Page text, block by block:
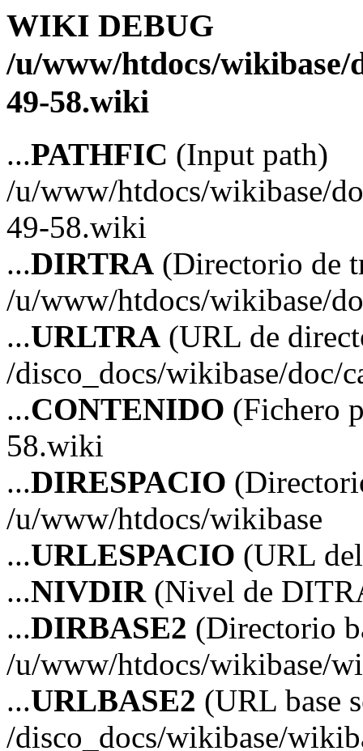
WIKI DEBUG
/u/www/htdocs/wikibase/
49-58.wiki
...PATHFIC (Input path)
/u/www/htdocs/wikibase/
49-58.wiki
...DIRTRA (Directorio de
/u/www/htdocs/wikibase/
...URLTRA (URL de
/disco_docs/wikibase/doc/
...CONTENIDO (Fichero
58.wiki
...DIRESPACIO
/u/www/htdocs/wikibase
...URLESPACIO (URL
...NIVDIR(Nivel de
...DIRBASE2 (Directorio
/u/www/htdocs/wikibase/
...URLBASE2 (URL base
/disco_docs/wikibase/